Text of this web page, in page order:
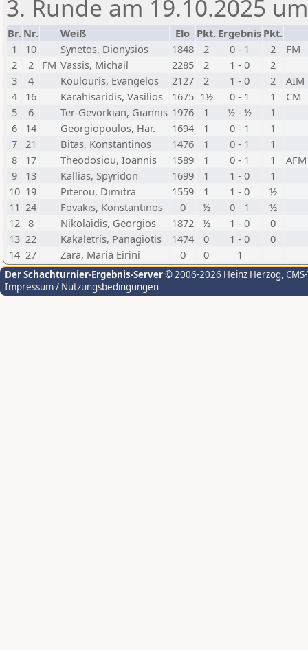
3. Runde am 19.10.2025
Br. Nr. Weiß Elo Pkt. Ergebnis Pkt.
1
10 Synetos, Dionysios 1848 2 0 - 1 2
FM
2
2 FM Vassis, Michail 2285 2 1 - 0
2
3
4 Koulouris, Evangelos 2127 2 1 - 0 2
AIM
4
16 Karahisaridis, Vasilios 1675 1½ 0 - 1 1
CM
5
6 Ter-Gevorkian, Giannis 1976 1 ½ - ½
1
6
14 Georgiopoulos, Har. 1694 1 0 - 1
1
7
21 Bitas, Konstantinos 1476 1 0 - 1
1
8
17 Theodosiou, Ioannis 1589 1 0 - 1 1
AFM
9
13 Kallias, Spyridon 1699 1 1 - 0
1
10 19 Piterou, Dimitra 1559 1 1 - 0
½
11 24 Fovakis, Konstantinos 0 ½ 0 - 1
½
12
8 Nikolaidis, Georgios 1872 ½ 1 - 0
0
13 22 Kakaletris, Panagiotis 1474 0 1 - 0
0
14 27 Zara, Maria Eirini 0 0 1
Der Schachturnier-Ergebnis-Server© 2006-2026 Heinz Herzog,
Impressum / Nutzungsbedingungen